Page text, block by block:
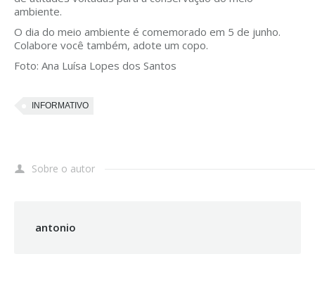
ambiente.
O dia do meio ambiente é comemorado em 5 de junho.
Colabore você também, adote um copo.
Foto: Ana Luísa Lopes dos Santos
INFORMATIVO
Sobre o autor
antonio